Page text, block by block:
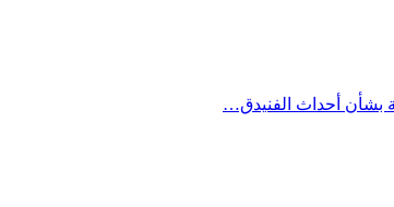
بشأن أحداث الفنيدق…